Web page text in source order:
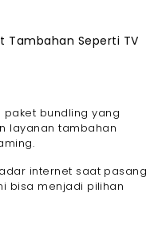
Tambahan Seperti TV
bundling yang
layanan tambahan
internet saat pasang
bisa menjadi pilihan